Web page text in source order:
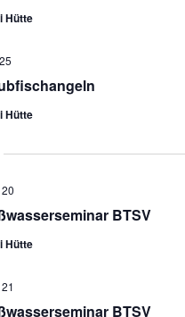
Hütte
Hütte
BTSV
Hütte
BTSV